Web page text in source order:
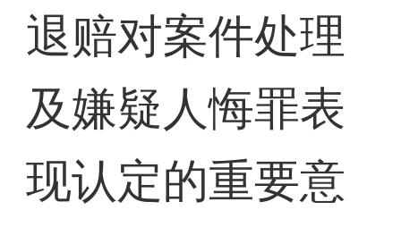
退赔对案件处理
及嫌疑人悔罪表
现认定的重要意